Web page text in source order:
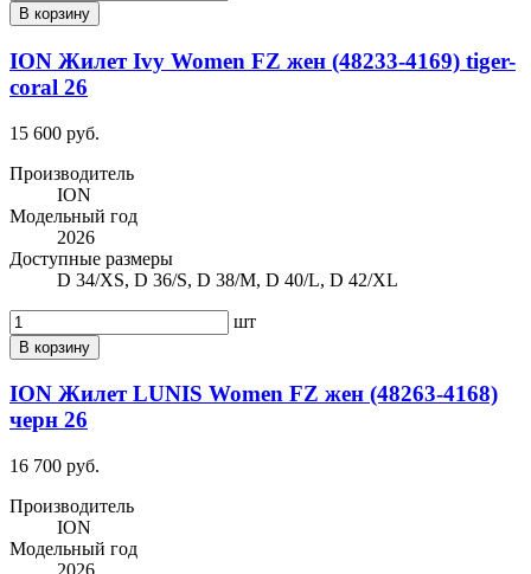
В корзину
ION Жилет Ivy Women FZ жен (48233-4169) tiger-
coral 26
15 600 руб.
Производитель
ION
Модельный год
2026
Доступные размеры
D 34/XS, D 36/S, D 38/M, D 40/L, D 42/XL
шт
В корзину
ION Жилет LUNIS Women FZ жен (48263-4168)
черн 26
16 700 руб.
Производитель
ION
Модельный год
2026